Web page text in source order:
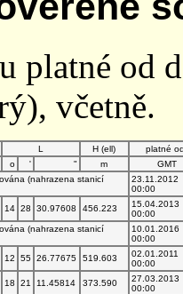
platné od
včetně.
L H (ell)
platné
o ' " m
GMT
(nahrazena stanicí
23.11.2012
00:00
14 28 30.97608 456.223
15.04.2013
00:00
(nahrazena stanicí
10.01.2016
00:00
12 55 26.77675 519.603
02.01.2011
00:00
18 21 11.45814 373.590
27.03.2013
00:00